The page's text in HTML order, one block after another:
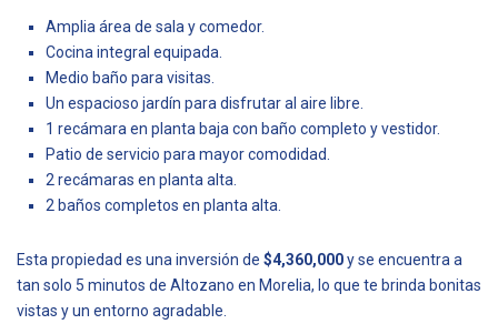
Amplia área de sala y comedor.
Cocina integral equipada.
Medio baño para visitas.
Un espacioso jardín para disfrutar al aire libre.
1 recámara en planta baja con baño completo y vestidor.
Patio de servicio para mayor comodidad.
2 recámaras en planta alta.
2 baños completos en planta alta.
Esta propiedad es una inversión de $4,360,000y se encuentra a
tan solo 5 minutos de Altozano en Morelia, lo que te brinda bonitas
vistas y un entorno agradable.